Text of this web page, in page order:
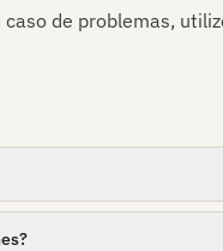
caso de problemas,